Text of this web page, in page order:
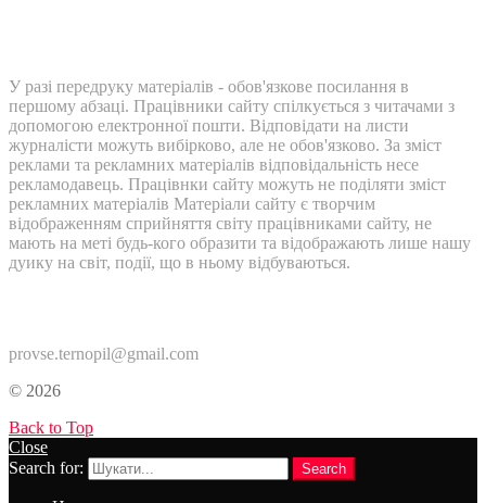
У разі передруку матеріалів - обов'язкове посилання в
першому абзаці. Працівники сайту спілкується з читачами з
допомогою електронної пошти. Відповідати на листи
журналісти можуть вибірково, але не обов'язково. За зміст
реклами та рекламних матеріалів відповідальність несе
рекламодавець. Працівнки сайту можуть не поділяти зміст
рекламних матеріалів Матеріали сайту є творчим
відображенням сприйняття світу працівниками сайту, не
мають на меті будь-кого образити та відображають лише нашу
дуику на світ, події, що в ньому відбуваються.
provse.ternopil@gmail.com
© 2026
Back to Top
Close
Search for:
Search